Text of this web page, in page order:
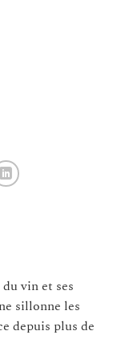
vin et ses
sillonne les
depuis plus de